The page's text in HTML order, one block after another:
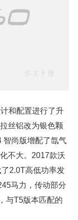
和配置进行了升
丝铝改为银色颗
智尚版增配了氙气
不大。2017款沃
2.0T高低功率发
马力，传动部分
与T5版本匹配的